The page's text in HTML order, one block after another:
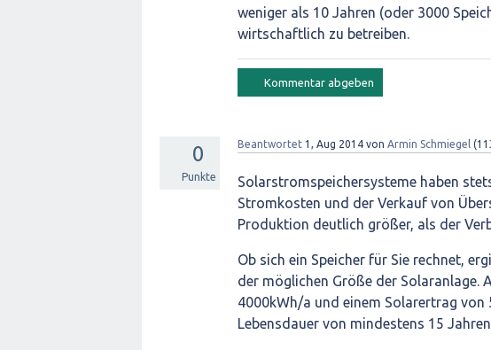
weniger als 10 Jahren (oder 3000
wirtschaftlich zu betreiben.
0
Punkte
Beantwortet 1, Aug 2014 von Armin Schmiegel (
Solarstromspeichersysteme haben
Stromkosten und der Verkauf von
Produktion deutlich größer, als der
Ob sich ein Speicher für Sie rechnet,
der möglichen Größe der Solaranlage.
4000kWh/a und einem Solarertrag
Lebensdauer von mindestens 15